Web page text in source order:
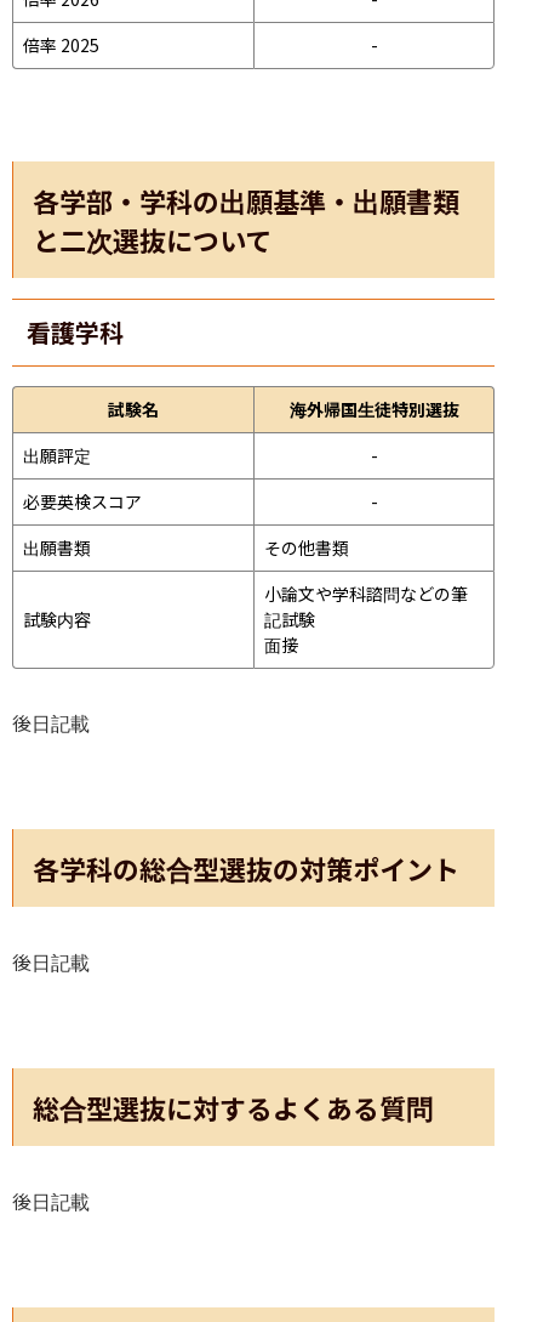
倍率 2025
-
各学部・学科の出願基準・出願書類
と二次選抜について
看護学科
試験名
海外帰国生徒特別選抜
出願評定
-
必要英検スコア
-
出願書類
その他書類
試験内容
小論文や学科諮問などの筆
記試験
面接
後日記載
各学科の総合型選抜の対策ポイント
後日記載
総合型選抜に対するよくある質問
後日記載